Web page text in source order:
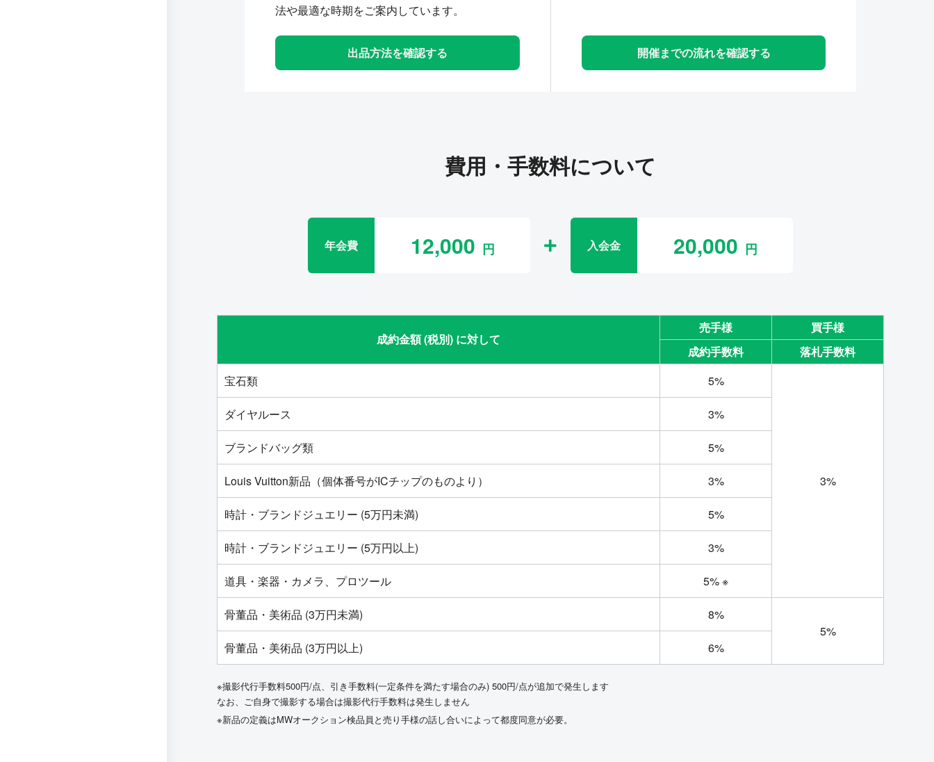
法や最適な時期をご案内しています。
出品方法を確認する 開催までの流れを確認する
費用・手数料について
年会費 12,000 入会金 20,000
成約金額 (税別) に対して
売手様
買手様
成約手数料
落札手数料
宝石類
5%
3%
ダイヤルース 3%
ブランドバッグ類 5%
Louis Vuitton新品（個体番号がICチップのものより） 3%
時計・ブランドジュエリー (5万円未満) 5%
時計・ブランドジュエリー (5万円以上) 3%
道具・楽器・カメラ、プロツール 5% ※
骨董品・美術品 (3万円未満)
8%
5%
骨董品・美術品 (3万円以上)
6%
※撮影代行手数料500円/点、引き手数料(一定条件を満たす場合のみ) 500円/点が追加で発生します
なお、ご自身で撮影する場合は撮影代行手数料は発生しません
※新品の定義はMWオークション検品員と売り手様の話し合いによって都度同意が必要。